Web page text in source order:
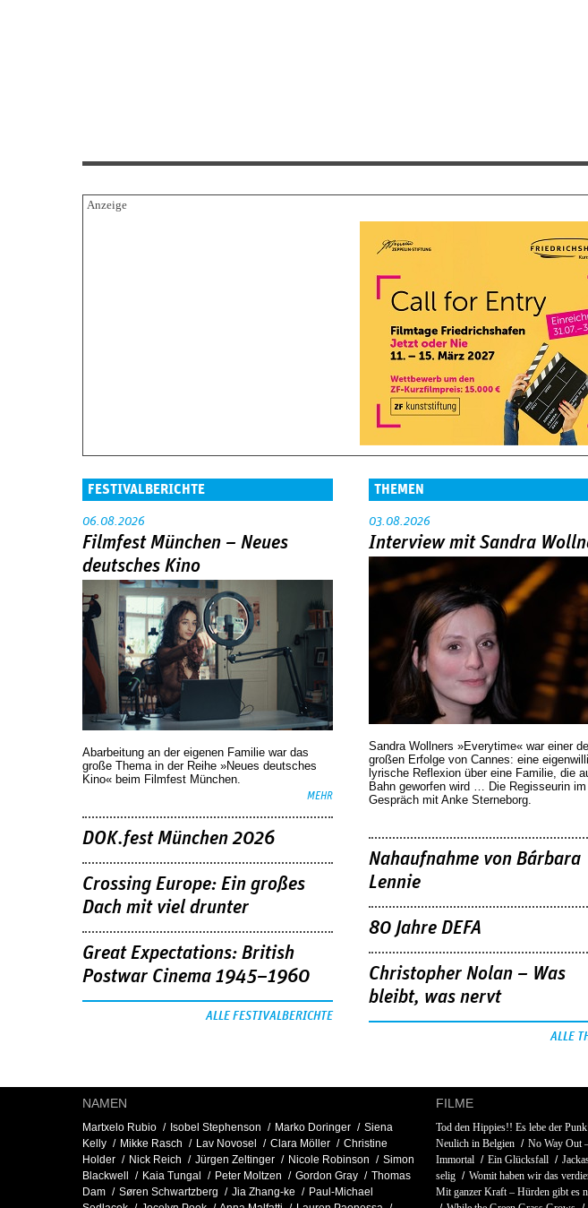
FESTIVALBERICHTE
06.08.2026
Filmfest München – Neues
deutsches Kino
Abarbeitung an der eigenen Familie war das
große Thema in der Reihe »Neues deutsches
Kino« beim Filmfest München.
MEHR
DOK.fest München 2026
Crossing Europe: Ein großes
Dach mit viel drunter
Great Expectations: British
Postwar Cinema 1945–1960
ALLE FESTIVALBERICHTE
THEMEN
03.08.2026
Interview mit Sandra
Sandra Wollners »Everytime« war einer
großen Erfolge von Cannes: eine
lyrische Reflexion über eine ­Familie, die
Bahn geworfen wird … Die Regisseurin im
Gespräch mit Anke Sterneborg.
Nahaufnahme von Bárbara
Lennie
80 Jahre DEFA
Christopher Nolan – Was
bleibt, was nervt
ALLE
NAMEN
Martxelo Rubio Isobel Stephenson Marko Doringer
Siena
Kelly
Mikke Rasch Lav Novosel Clara Möller
Christine
Holder
Nick Reich Jürgen Zeltinger Nicole Robinson
Simon
Blackwell
Kaia Tungal Peter Moltzen Gordon Gray
Thomas
Dam
Søren Schwartzberg Jia Zhang-ke
Paul-Michael
FILME
Tod den Hippies!! Es lebe der
Neulich in Belgien
No Way Out
Immortal
Ein Glücksfall
selig
Womit haben wir das
Mit ganzer Kraft – Hürden gibt es